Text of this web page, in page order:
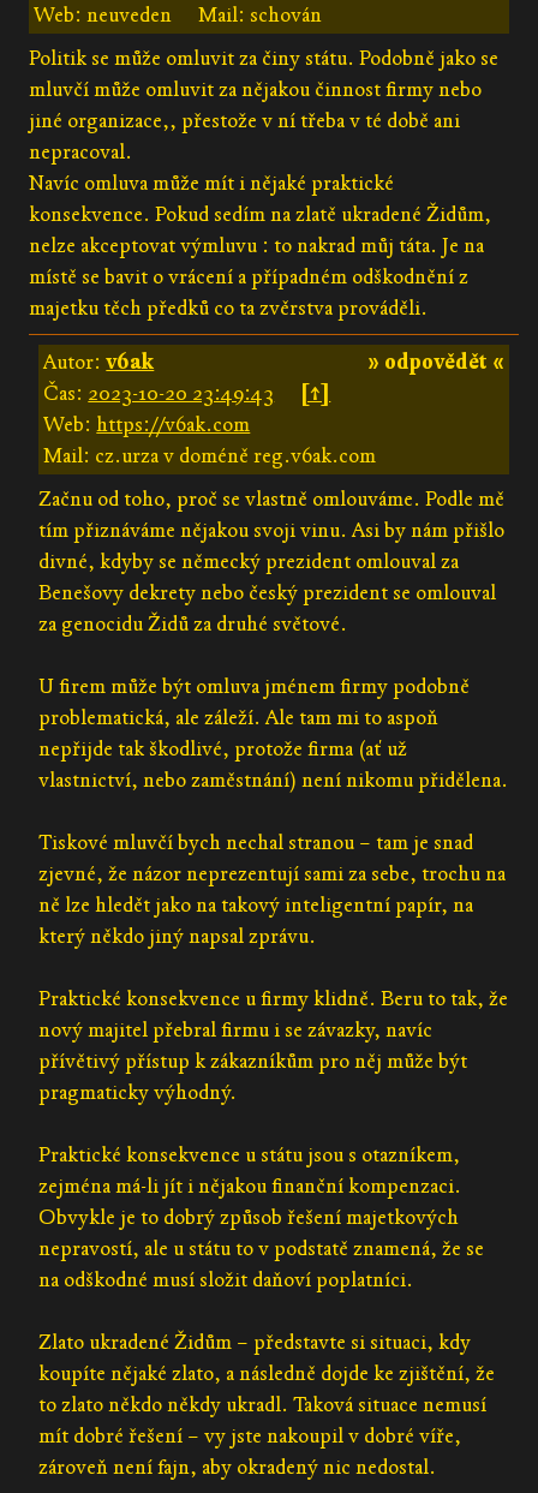
Web: neuveden
Mail: schován
Politik se může omluvit za činy státu. Podobně jako se
mluvčí může omluvit za nějakou činnost firmy nebo
jiné organizace,, přestože v ní třeba v té době ani
nepracoval.
Navíc omluva může mít i nějaké praktické
konsekvence. Pokud sedím na zlatě ukradené Židům,
nelze akceptovat výmluvu : to nakrad můj táta. Je na
místě se bavit o vrácení a případném odškodnění z
majetku těch předků co ta zvěrstva prováděli.
» odpovědět «
Autor:v6ak
Čas: 2023-10-20 23:49:43
[↑]
Web:https://v6ak.com
Mail: cz.urza v doméně reg.v6ak.com
Začnu od toho, proč se vlastně omlouváme. Podle mě
tím přiznáváme nějakou svoji vinu. Asi by nám přišlo
divné, kdyby se německý prezident omlouval za
Benešovy dekrety nebo český prezident se omlouval
za genocidu Židů za druhé světové.
U firem může být omluva jménem firmy podobně
problematická, ale záleží. Ale tam mi to aspoň
nepřijde tak škodlivé, protože firma (ať už
vlastnictví, nebo zaměstnání) není nikomu přidělena.
Tiskové mluvčí bych nechal stranou – tam je snad
zjevné, že názor neprezentují sami za sebe, trochu na
ně lze hledět jako na takový inteligentní papír, na
který někdo jiný napsal zprávu.
Praktické konsekvence u firmy klidně. Beru to tak, že
nový majitel přebral firmu i se závazky, navíc
přívětivý přístup k zákazníkům pro něj může být
pragmaticky výhodný.
Praktické konsekvence u státu jsou s otazníkem,
zejména má-li jít i nějakou finanční kompenzaci.
Obvykle je to dobrý způsob řešení majetkových
nepravostí, ale u státu to v podstatě znamená, že se
na odškodné musí složit daňoví poplatníci.
Zlato ukradené Židům – představte si situaci, kdy
koupíte nějaké zlato, a následně dojde ke zjištění, že
to zlato někdo někdy ukradl. Taková situace nemusí
mít dobré řešení – vy jste nakoupil v dobré víře,
zároveň není fajn, aby okradený nic nedostal.